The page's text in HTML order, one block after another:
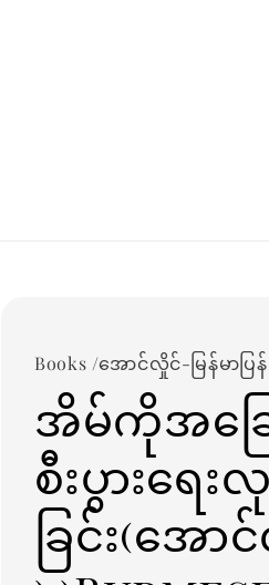
Books /အောင်လှိုင်-မြန်မာပြန်
အိမ်ကိုအခြ
စီးပွားရေ
ခြင်း(အော